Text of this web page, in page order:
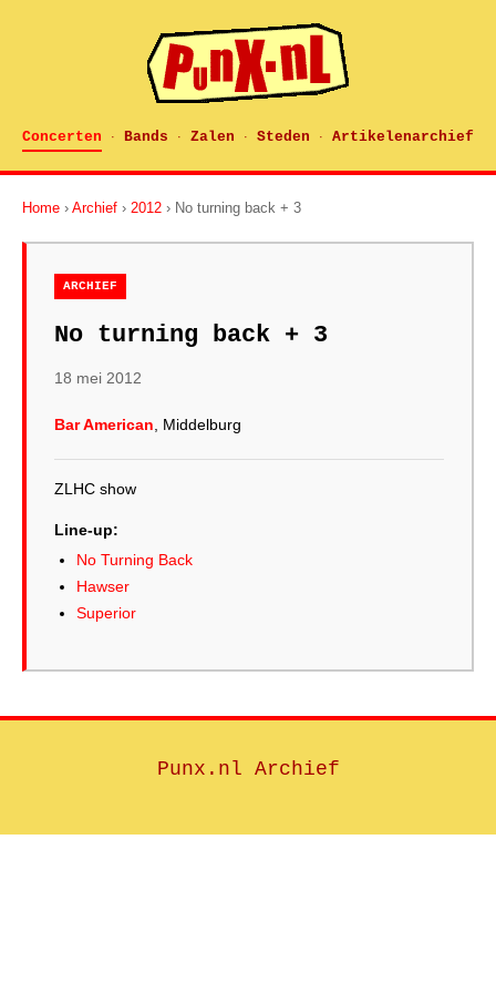
Concerten · Bands · Zalen · Steden · Artikelenarchief
Home › Archief › 2012 › No turning back + 3
ARCHIEF
No turning back + 3
18 mei 2012
Bar American , Middelburg
ZLHC show
Line-up:
No Turning Back
Hawser
Superior
Punx.nl Archief